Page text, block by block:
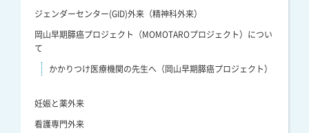
ジェンダーセンター(GID)外来（精神科外来）
岡山早期膵癌プロジェクト（MOMOTAROプロジェクト）につい
て
かかりつけ医療機関の先生へ（岡山早期膵癌プロジェクト）
妊娠と薬外来
看護専門外来